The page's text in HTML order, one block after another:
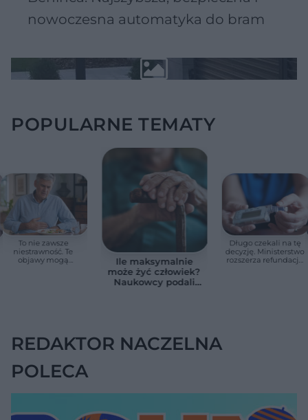
nowoczesna automatyka do bram
POPULARNE TEMATY
To nie zawsze
niestrawność. Te
objawy mogą
Ile maksymalnie
może żyć człowiek?
Naukowcy podali
Długo czekali na tę
decyzję. Ministerstwo
rozszerza refundację
REDAKTOR NACZELNA
POLECA